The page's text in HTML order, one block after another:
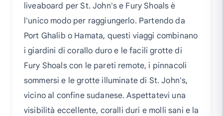
liveaboard per St. John's e Fury Shoals è
l'unico modo per raggiungerlo. Partendo da
Port Ghalib o Hamata, questi viaggi combinano
i giardini di corallo duro e le facili grotte di
Fury Shoals con le pareti remote, i pinnacoli
sommersi e le grotte illuminate di St. John's,
vicino al confine sudanese. Aspettatevi una
visibilità eccellente, coralli duri e molli sani e la